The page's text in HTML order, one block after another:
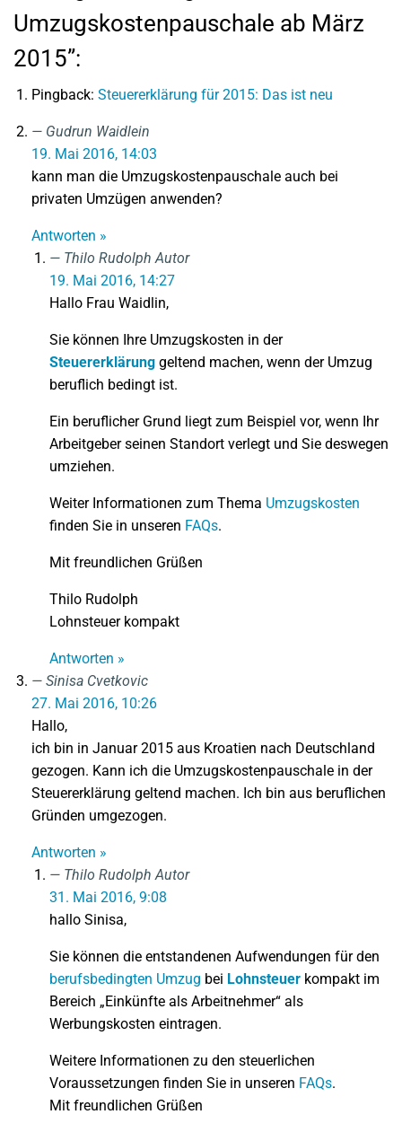
Umzugskostenpauschale ab März
2015”:
Pingback: Steuererklärung für 2015: Das ist neu
Gudrun Waidlein
19. Mai 2016, 14:03
kann man die Umzugskostenpauschale auch bei
privaten Umzügen anwenden?
Antworten »
Thilo Rudolph Autor
19. Mai 2016, 14:27
Hallo Frau Waidlin,
Sie können Ihre Umzugskosten in der
Steuererklärung geltend machen, wenn der Umzug
beruflich bedingt ist.
Ein beruflicher Grund liegt zum Beispiel vor, wenn Ihr
Arbeitgeber seinen Standort verlegt und Sie deswegen
umziehen.
Weiter Informationen zum Thema Umzugskosten
finden Sie in unseren FAQs.
Mit freundlichen Grüßen
Thilo Rudolph
Lohnsteuer kompakt
Antworten »
Sinisa Cvetkovic
27. Mai 2016, 10:26
Hallo,
ich bin in Januar 2015 aus Kroatien nach Deutschland
gezogen. Kann ich die Umzugskostenpauschale in der
Steuererklärung geltend machen. Ich bin aus beruflichen
Gründen umgezogen.
Antworten »
Thilo Rudolph Autor
31. Mai 2016, 9:08
hallo Sinisa,
Sie können die entstandenen Aufwendungen für den
berufsbedingten Umzug bei Lohnsteuer kompakt im
Bereich „Einkünfte als Arbeitnehmer“ als
Werbungskosten eintragen.
Weitere Informationen zu den steuerlichen
Voraussetzungen finden Sie in unseren FAQs.
Mit freundlichen Grüßen